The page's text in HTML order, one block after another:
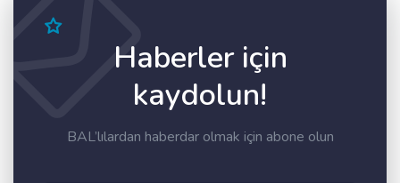
Haberler için
kaydolun!
BAL’lılardan haberdar olmak için abone olun